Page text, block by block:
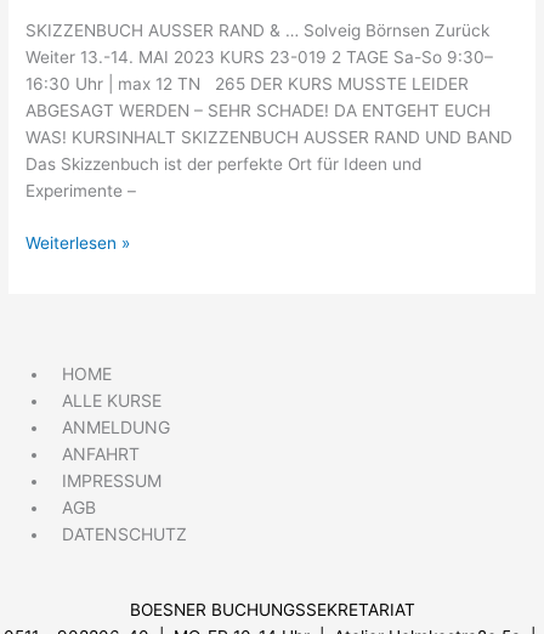
SKIZZENBUCH AUSSER RAND & … Solveig Börnsen Zurück
Weiter 13.-14. MAI 2023 KURS 23-019 2 TAGE Sa-So 9:30–
16:30 Uhr | max 12 TN 265 DER KURS MUSSTE LEIDER
ABGESAGT WERDEN – SEHR SCHADE! DA ENTGEHT EUCH
WAS! KURSINHALT SKIZZENBUCH AUSSER RAND UND BAND
Das Skizzenbuch ist der perfekte Ort für Ideen und
Experimente –
Weiterlesen »
HOME
ALLE KURSE
ANMELDUNG
ANFAHRT
IMPRESSUM
AGB
DATENSCHUTZ
BOESNER BUCHUNGSSEKRETARIAT